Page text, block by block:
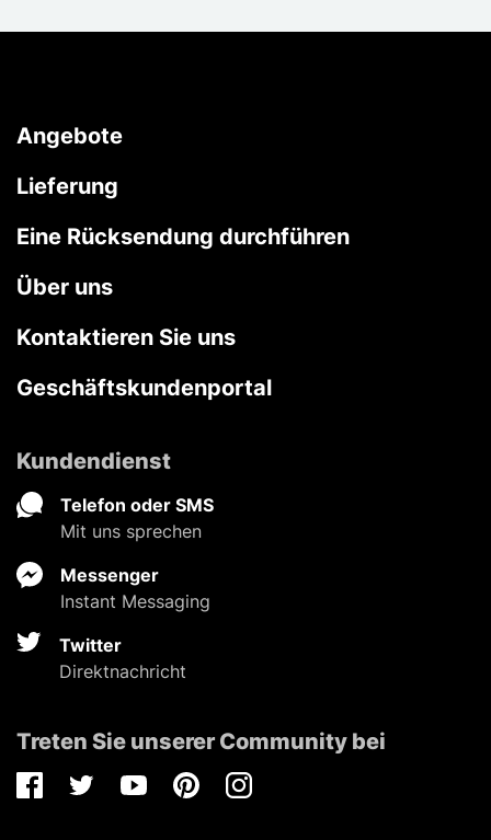
Angebote
Lieferung
Eine Rücksendung durchführen
Über uns
Kontaktieren Sie uns
Geschäftskundenportal
Kundendienst
Telefon oder SMS
Mit uns sprechen
Messenger
Instant Messaging
Twitter
Direktnachricht
Treten Sie unserer Community bei
FacebookTwitterYoutubePinterestInstagram